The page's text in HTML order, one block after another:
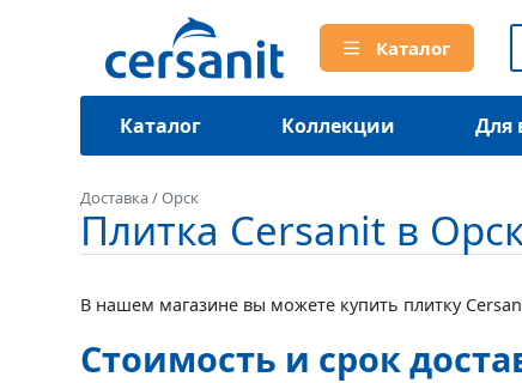
Каталог
Каталог Коллекции Для
Доставка/Орск
Плитка Cersanit в
В нашем магазине вы можете купить плитку
Стоимость и срок